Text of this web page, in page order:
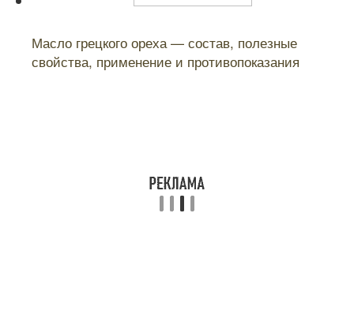
Масло грецкого ореха — состав, полезные
свойства, применение и противопоказания